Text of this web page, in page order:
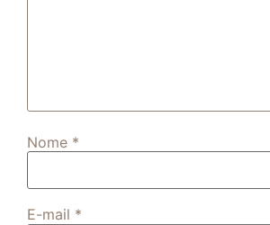
Nome *
E-mail *